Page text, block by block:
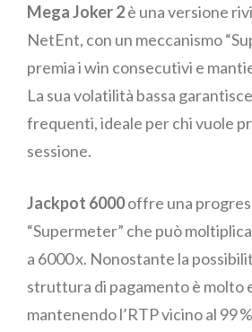
Mega Joker 2è una versione
NetEnt, con un meccanismo
premia i win consecutivi e
La sua volatilità bassa
frequenti, ideale per chi vuole
sessione.
Jackpot 6000offre una
“Supermeter” che può
a 6000 x. Nonostante la
struttura di pagamento è molto
mantenendo l’RTP vicino al 99